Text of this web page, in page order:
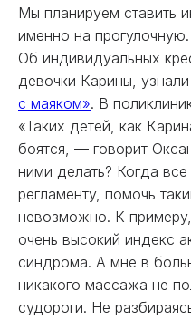
Мы планируем ставить
именно на прогулочную.
Об индивидуальных
девочки Карины,
с маяком». В
«Таких детей, как
боятся, — говорит
ними делать? Когда
регламенту, помочь
невозможно. К
очень высокий индекс
синдрома. А мне в
никакого массажа не
судороги. Не